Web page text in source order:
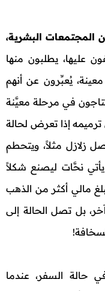
المجتمعات البشرية،
عليها، يطلبون منها
يُعبِّرون عن أنهم
في مرحلة معيَّنة
ترميمه إذا تعرض لحالة
زلازل مثلاً، ويتحطم
نحَّات ليصنع شكلاً
مالي أكثر من الذهب
بل تصل الحالة إلى
حالة السفر، عندما